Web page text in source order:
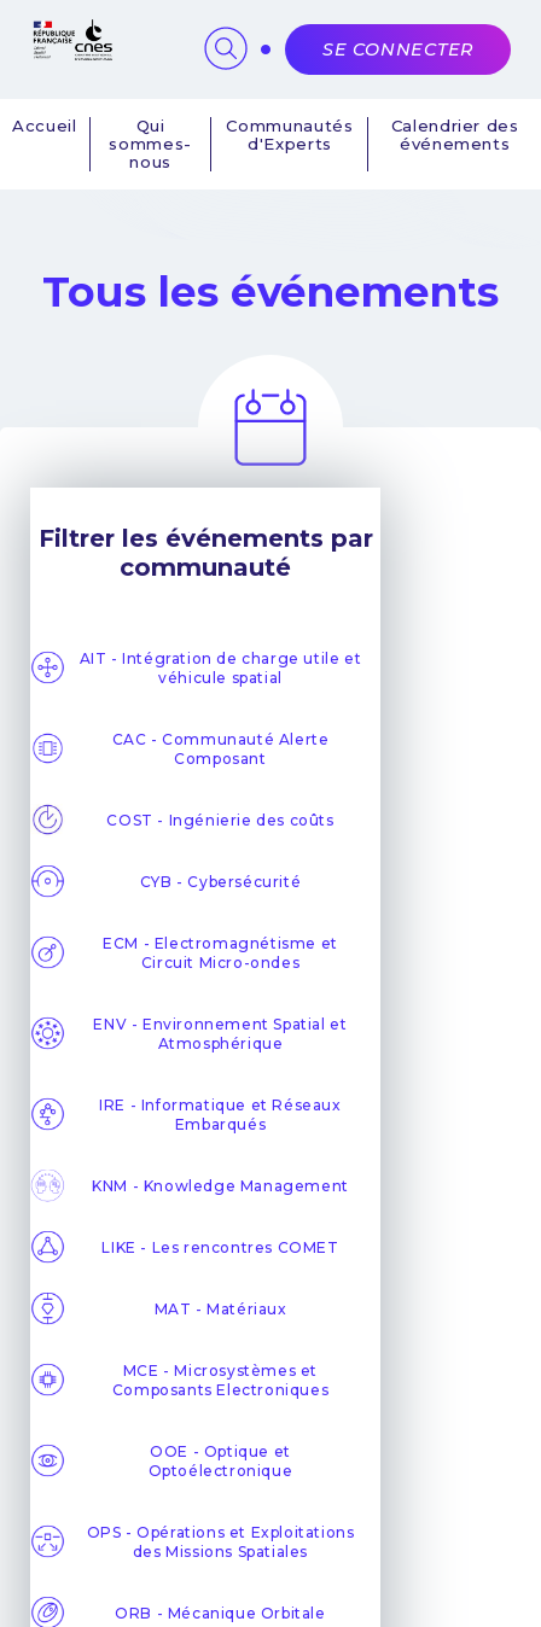
Navigation
Accueil
Qui
sommes-
nous
Communautés
d'Experts
Calendrier des
événements
SE CONNECTER
Tous les événements
Filtrer les événements par
communauté
AIT - Intégration de charge utile et
véhicule spatial
CAC - Communauté Alerte
Composant
COST - Ingénierie des coûts
CYB - Cybersécurité
ECM - Electromagnétisme et
Circuit Micro-ondes
ENV - Environnement Spatial et
Atmosphérique
IRE - Informatique et Réseaux
Embarqués
KNM - Knowledge Management
LIKE - Les rencontres COMET
MAT - Matériaux
MCE - Microsystèmes et
Composants Electroniques
OOE - Optique et
Optoélectronique
OPS - Opérations et Exploitations
des Missions Spatiales
ORB - Mécanique Orbitale